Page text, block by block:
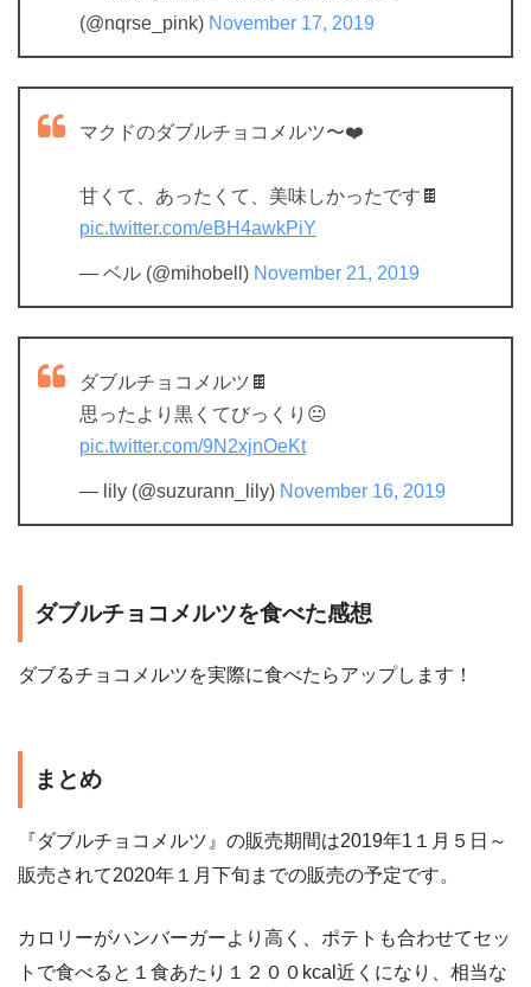
(@nqrse_pink) November 17, 2019
マクドのダブルチョコメルツ〜❤️
甘くて、あったくて、美味しかったです🍫
pic.twitter.com/eBH4awkPiY
— ベル (@mihobell) November 21, 2019
ダブルチョコメルツ🍫
思ったより黒くてびっくり😐
pic.twitter.com/9N2xjnOeKt
— lily (@suzurann_lily) November 16, 2019
ダブルチョコメルツを食べた感想
ダブるチョコメルツを実際に食べたらアップします！
まとめ
『ダブルチョコメルツ』の販売期間は2019年1１月５日～
販売されて2020年１月下旬までの販売の予定です。
カロリーがハンバーガーより高く、ポテトも合わせてセッ
トで食べると１食あたり１２００kcal近くになり、相当な